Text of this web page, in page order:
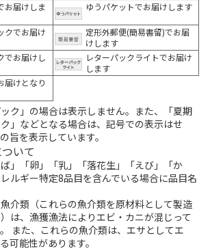
お届けしま
ゆうパケットでお届けします
クでお届け
定形外郵便(簡易書留)でお届
けします
でお届けし
レターパックライトでお届け
します
届けとなり
ク」の場合は表示しません。また、「夏期
」などとなる場合は、記号での表示はせ
旨を表示しています。
いて
」「卵」「乳」「落花生」「えび」「か
ルギー特定8品目を含んでいる場合に品目名
介類（これらの魚介類を原材料として製造
は、漁獲漁法によりエビ・カニが混じって
また、これらの魚介類は、エサとしてエ
可能性があります。